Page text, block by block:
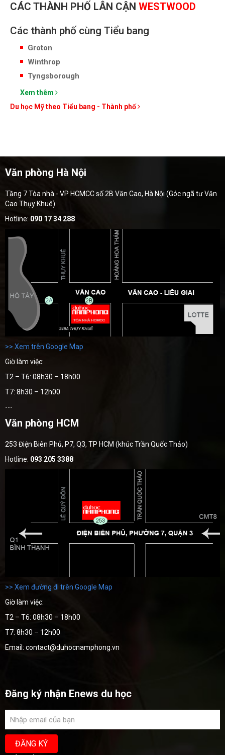
CÁC THÀNH PHỐ LÂN CẬN WESTWOOD
Các thành phố cùng Tiểu bang
Groton
Winthrop
Tyngsborough
Xem thêm
Du học Mỹ theo Tiểu bang - Thành phố
Văn phòng Hà Nội
Tầng 7 Tòa nhà - VP HCMCC số 2B Văn Cao, Hà Nội (Góc ngã tư Văn
Cao Thụy Khuê)
Hotline: 090 17 34 288
>> Xem trên Google Map
Giờ làm việc:
T2 – T6: 08h30 – 18h00
T7: 8h30 – 12h00
---
Văn phòng HCM
253 Điện Biên Phủ, P7, Q3, TP HCM (khúc Trần Quốc Thảo)
Hotline: 093 205 3388
>> Xem đường đi trên Google Map
Giờ làm việc:
T2 – T6: 08h30 – 18h00
T7: 8h30 – 12h00
Email: contact@duhocnamphong.vn
Đăng ký nhận Enews du học